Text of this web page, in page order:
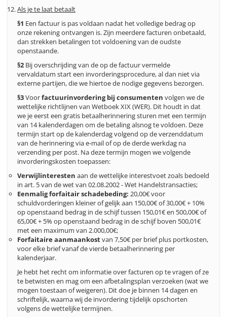
Als je te laat betaalt
§1 Een factuur is pas voldaan nadat het volledige bedrag op
onze rekening ontvangen is. Zijn meerdere facturen onbetaald,
dan strekken betalingen tot voldoening van de oudste
openstaande.
§2 Bij overschrijding van de op de factuur vermelde
vervaldatum start een invorderingsprocedure, al dan niet via
externe partijen, die we hiertoe de nodige gegevens bezorgen.
§3Voorfactuurinvordering bij consumenten volgen we de
wettelijke richtlijnen van Wetboek XIX (WER). Dit houdt in dat
we je eerst een gratis betaalherinnering sturen met een termijn
van 14 kalenderdagen om de betaling alsnog te voldoen. Deze
termijn start op de kalenderdag volgend op de verzenddatum
van de herinnering via e-mail of op de derde werkdag na
verzending per post. Na deze termijn mogen we volgende
invorderingskosten toepassen:
Verwijlinteresten aan de wettelijke interestvoet zoals bedoeld
in art. 5 van de wet van 02.08.2002 - Wet Handelstransacties;
Eenmalig forfaitair schadebeding: 20,00€ voor
schuldvorderingen kleiner of gelijk aan 150,00€ of 30,00€ + 10%
op openstaand bedrag in de schijf tussen 150,01€ en 500,00€ of
65,00€ + 5% op openstaand bedrag in de schijf boven 500,01€
met een maximum van 2.000,00€;
Forfaitaire aanmaankostvan 7,50€ per brief plus portkosten,
voor elke brief vanaf de vierde betaalherinnering per
kalenderjaar.
Je hebt het recht om informatie over facturen op te vragen of ze
te betwisten en mag om een afbetalingsplan verzoeken (wat we
mogen toestaan of weigeren). Dit doe je binnen 14 dagen en
schriftelijk, waarna wij de invordering tijdelijk opschorten
volgens de wettelijke termijnen.